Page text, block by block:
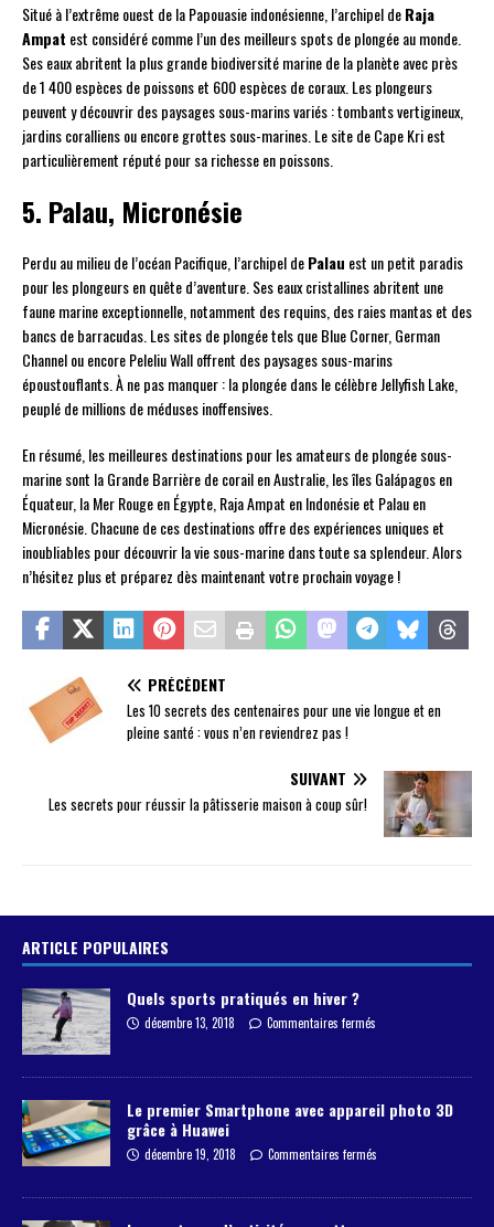
Situé à l’extrême ouest de la Papouasie indonésienne, l’archipel deRaja
Ampat est considéré comme l’un des meilleurs spots de plongée au monde.
Ses eaux abritent la plus grande biodiversité marine de la planète avec près
de 1 400 espèces de poissons et 600 espèces de coraux. Les plongeurs
peuvent y découvrir des paysages sous-marins variés : tombants vertigineux,
jardins coralliens ou encore grottes sous-marines. Le site de Cape Kri est
particulièrement réputé pour sa richesse en poissons.
5. Palau, Micronésie
Perdu au milieu de l’océan Pacifique, l’archipel dePalau est un petit paradis
pour les plongeurs en quête d’aventure. Ses eaux cristallines abritent une
faune marine exceptionnelle, notamment des requins, des raies mantas et des
bancs de barracudas. Les sites de plongée tels que Blue Corner, German
Channel ou encore Peleliu Wall offrent des paysages sous-marins
époustouflants. À ne pas manquer : la plongée dans le célèbre Jellyfish Lake,
peuplé de millions de méduses inoffensives.
En résumé, les meilleures destinations pour les amateurs de plongée sous-
marine sont la Grande Barrière de corail en Australie, les îles Galápagos en
Équateur, la Mer Rouge en Égypte, Raja Ampat en Indonésie et Palau en
Micronésie. Chacune de ces destinations offre des expériences uniques et
inoubliables pour découvrir la vie sous-marine dans toute sa splendeur. Alors
n’hésitez plus et préparez dès maintenant votre prochain voyage !
PRÉCÉDENT
Les 10 secrets des centenaires pour une vie longue et en
pleine santé : vous n’en reviendrez pas !
SUIVANT
Les secrets pour réussir la pâtisserie maison à coup sûr!
ARTICLE POPULAIRES
Quels sports pratiqués en hiver ?
décembre 13, 2018 Commentaires fermés
Le premier Smartphone avec appareil photo 3D
grâce à Huawei
décembre 19, 2018 Commentaires fermés